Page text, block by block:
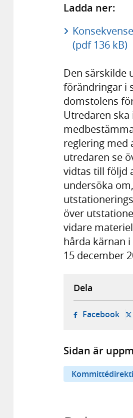
Ladda ner:
(pdf 136 kB)
Den särskilde
förändringar i
domstolens
Utredaren
reglering med
utredaren se
vidtas till följd
undersöka
över
vidare
hårda kärnan
15 december
Dela
Facebook-
Sidan är